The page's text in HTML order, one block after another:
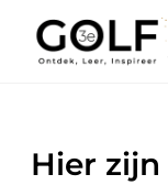
Hier